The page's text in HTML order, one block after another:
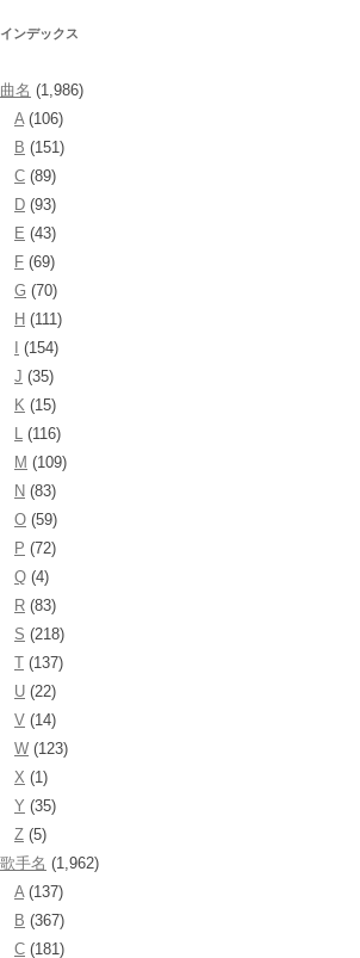
インデックス
曲名 (1,986)
A(106)
B (151)
C (89)
D (93)
E (43)
F (69)
G (70)
H (111)
(154)
J (35)
K (15)
L (116)
M (109)
N (83)
O (59)
P (72)
Q (4)
R (83)
S (218)
T (137)
U (22)
V (14)
W (123)
X (1)
Y (35)
Z (5)
歌手名 (1,962)
A(137)
B (367)
C (181)